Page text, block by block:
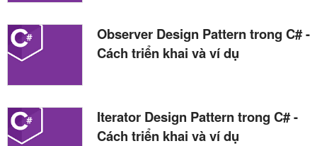
Observer Design Pattern trong C# -
Cách triển khai và ví dụ
Iterator Design Pattern trong C# -
Cách triển khai và ví dụ